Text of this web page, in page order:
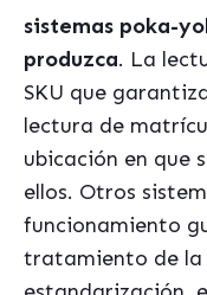
sistemas poka-
produzca. La
SKU que
lectura de
ubicación en que
ellos. Otros
funcionamiento
tratamiento de la